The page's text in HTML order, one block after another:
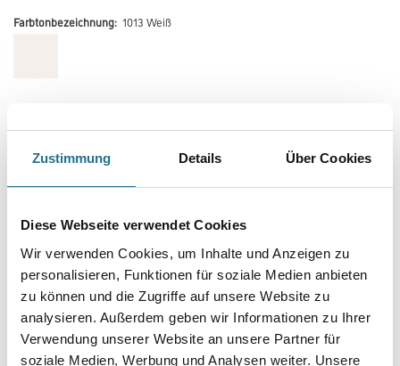
Zustimmung Details Über Cookies
Diese Webseite verwendet Cookies
Wir verwenden Cookies, um Inhalte und Anzeigen zu
personalisieren, Funktionen für soziale Medien anbieten
zu können und die Zugriffe auf unsere Website zu
analysieren. Außerdem geben wir Informationen zu Ihrer
Verwendung unserer Website an unsere Partner für
soziale Medien, Werbung und Analysen weiter. Unsere
Farbtonbezeichnung: 1013 Weiß
Breite in centimeter
Gebinde